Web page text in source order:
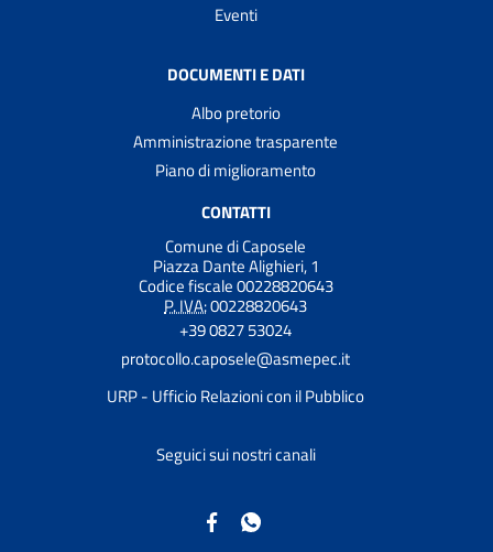
Eventi
DOCUMENTI E DATI
Albo pretorio
Amministrazione trasparente
Piano di miglioramento
CONTATTI
Comune di Caposele
Piazza Dante Alighieri, 1
Codice fiscale 00228820643
P. IVA:00228820643
+39 0827 53024
protocollo.caposele@asmepec.it
URP - Ufficio Relazioni con il Pubblico
Seguici sui nostri canali